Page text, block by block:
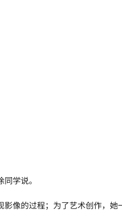
学说。
像的过程；为了艺术创作，